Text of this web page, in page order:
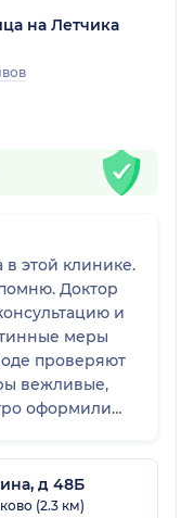
на Летчика
в этой клинике.
Доктор
и
меры
проверяют
вежливые,
оформили
могу
посещения.
д 48Б
(2.3 км)